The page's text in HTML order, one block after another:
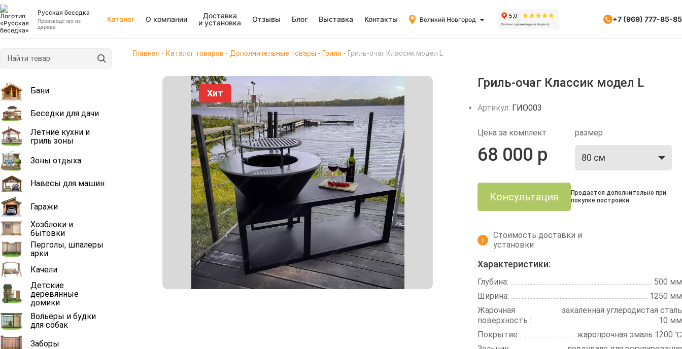
Русская беседка
Производство из
дерева
Каталог О компании
Доставка
и установка
Отзывы Блог Выставка Контакты Великий Новгород +7 (969) 777-85-85
Бани
Беседки для дачи
Летние кухни и
гриль зоны
Зоны отдыха
Навесы для машин
Гаражи
Хозблоки и
бытовки
Перголы, шпалеры
арки
Качели
Детские
деревянные
домики
Вольеры и будки
для собак
Заборы
Главная Каталог товаров Дополнительные товары Грили Гриль-очаг Классик модел L
Хит
Гриль-очаг Классик модел L
Артикул: ГИО003
Цена за комплект
68 000 р
размер
80 см
Консультация
Продается дополнительно при
покупке постройки
i
Стоимость доставки и
установки
Характеристики:
Глубина:
500 мм
Ширина:
1250 мм
Жарочная
поверхность :
закаленная углеродистая сталь
10 мм
Покрытие :
жаропрочная эмаль 1200 ℃